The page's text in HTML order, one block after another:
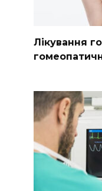
Лікування